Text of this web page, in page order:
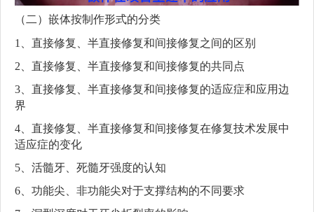
（二）嵌体按制作形式的分类
1、直接修复、半直接修复和间接修复之间的区别
2、直接修复、半直接修复和间接修复的共同点
3、直接修复、半直接修复和间接修复的适应症和应用边
界
4、直接修复、半直接修复和间接修复在修复技术发展中
适应症的变化
5、活髓牙、死髓牙强度的认知
6、功能尖、非功能尖对于支撑结构的不同要求